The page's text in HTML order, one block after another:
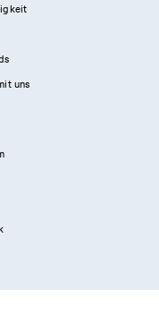
uns